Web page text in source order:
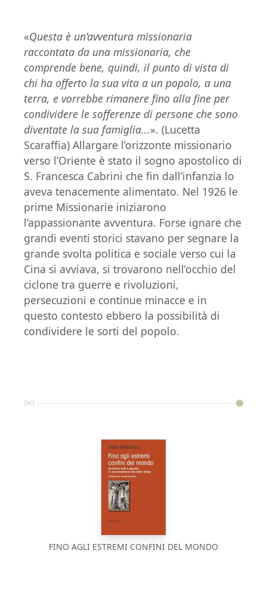
«Questa è un’avventura missionaria
raccontata da una missionaria, che
comprende bene, quindi, il punto di vista di
chi ha offerto la sua vita a un popolo, a una
terra, e vorrebbe rimanere fino alla fine per
condividere le sofferenze di persone che sono
diventate la sua famiglia...». (Lucetta
Scaraffia) Allargare l’orizzonte missionario
verso l’Oriente è stato il sogno apostolico di
S. Francesca Cabrini che fin dall’infanzia lo
aveva tenacemente alimentato. Nel 1926 le
prime Missionarie iniziarono
l’appassionante avventura. Forse ignare che
grandi eventi storici stavano per segnare la
grande svolta politica e sociale verso cui la
Cina si avviava, si trovarono nell’occhio del
ciclone tra guerre e rivoluzioni,
persecuzioni e continue minacce e in
questo contesto ebbero la possibilità di
condividere le sorti del popolo.
FINO AGLI ESTREMI CONFINI DEL MONDO